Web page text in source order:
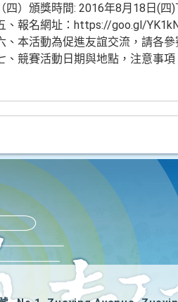
（四）頒獎時間: 2016年8月18日(四)
、報名網址：https://goo.gl/
、本活動為促進友誼交流，請各
、競賽活動日期與地點，注意事